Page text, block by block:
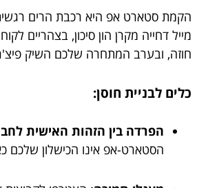
הקמת סטארט אפ היא רכבת הרים
מייל דחייה מקרן הון סיכון, בצהריים
חוזה, ובערב המתחרה שלכם השיק
כלים לבניית חוסן:
הפרדה בין הזהות האישית
הסטארט-אפ אינו הכישלון שלכם